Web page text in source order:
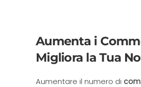
Aumenta i
Migliora la Tua
Aumentare il numero di